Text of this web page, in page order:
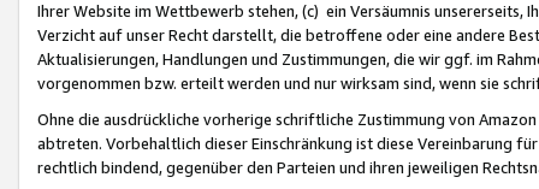
Ihrer Website im Wettbewerb stehen, (c) ein Versäumnis unsererseits,
Verzicht auf unser Recht darstellt, die betroffene oder eine andere
Aktualisierungen, Handlungen und Zustimmungen, die wir ggf. im
vorgenommen bzw. erteilt werden und nur wirksam sind, wenn sie
Ohne die ausdrückliche vorherige schriftliche Zustimmung von
abtreten. Vorbehaltlich dieser Einschränkung ist diese Vereinbarung
rechtlich bindend, gegenüber den Parteien und ihren jeweiligen